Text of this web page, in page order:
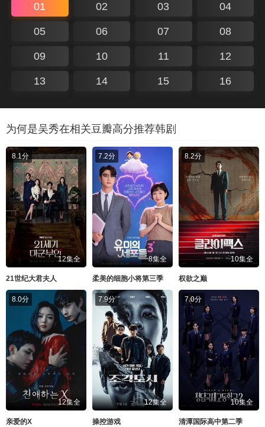
01 02 03 04
05 06 07 08
09 10 11 12
13 14 15 16
为何是吴秀在相关豆瓣高分推荐韩剧
8.1分
12集全
21世纪大君夫人
7.2分
8集全
柔美的细胞小将第三季
8.2分
10集全
权欲之巅
8.0分
12集全
亲爱的X
7.9分
12集全
操控游戏
7.0分
10集全
清潭国际高中第二季